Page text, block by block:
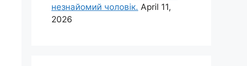
незнайомий чоловік. April 11,
2026